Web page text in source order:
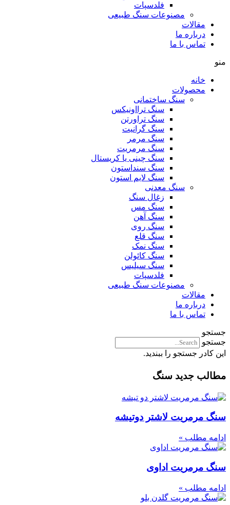
فلدسپات
مصنوعات سنگ طبیعی
مقالات
درباره ما
تماس با ما
منو
خانه
محصولات
سنگ ساختمانی
سنگ ترااونیکس
سنگ تراورتن
سنگ گرانیت
سنگ مرمر
سنگ مرمریت
سنگ چینی یا کریستال
سنگ سنداستون
سنگ لایم استون
سنگ معدنی
زغال سنگ
سنگ مس
سنگ آهن
سنگ روی
سنگ قلع
سنگ نمک
سنگ کائولن
سنگ سیلیس
فلدسپات
مصنوعات سنگ طبیعی
مقالات
درباره ما
تماس با ما
جستجو
جستجو
این کادر جستجو را ببندید.
مطالب جدید سنگ
سنگ مرمریت لاشتر دوتیشه
ادامه مطلب »
سنگ مرمریت اداوی
ادامه مطلب »